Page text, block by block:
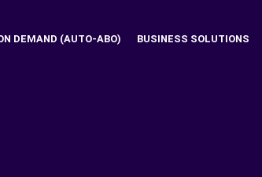
DEMAND (AUTO-ABO) BUSINESS SOLUTIONS